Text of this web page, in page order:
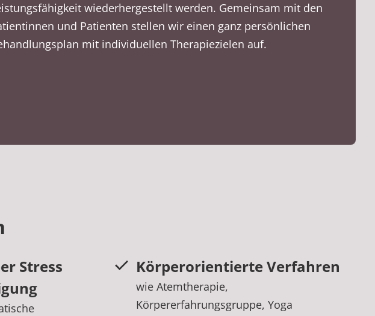
wiederhergestellt werden. Gemeinsam mit den
und Patienten stellen wir einen ganz persönlichen
mit individuellen Therapiezielen auf.
Stress
Körperorientierte Verfahren
wie Atemtherapie,
Körpererfahrungsgruppe, Yoga